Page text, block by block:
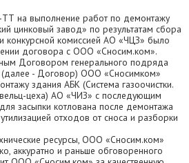
на выполнение работ по демонтажу
цинковый завод» по результатам сбора
конкурсной комиссией АО «ЧЦЗ» было
договора с ООО «Сносим.ком».
Договором генерального подряда
(далее - Договор) ООО «Сносимком»
здания АБК (Система газоочистки.
цеха) АО «ЧИЗ» с последующим
засыпки котлована после демонтажа
отходов от сноса и разборки
ресурсы, ООО «Сносим.ком»
аккуратно и раньше обговоренного